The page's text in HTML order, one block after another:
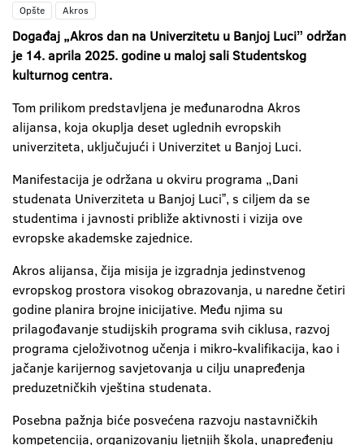
Opšte Akros
Događaj „Akros dan na Univerzitetu u Banjoj Luciˮ održan
je 14. aprila 2025. godine u maloj sali Studentskog
kulturnog centra.
Tom prilikom predstavljena je međunarodna Akros
alijansa, koja okuplja deset uglednih evropskih
univerziteta, uključujući i Univerzitet u Banjoj Luci.
Manifestacija je održana u okviru programa „Dani
studenata Univerziteta u Banjoj Luciˮ, s ciljem da se
studentima i javnosti približe aktivnosti i vizija ove
evropske akademske zajednice.
Akros alijansa, čija misija je izgradnja jedinstvenog
evropskog prostora visokog obrazovanja, u naredne četiri
godine planira brojne inicijative. Među njima su
prilagođavanje studijskih programa svih ciklusa, razvoj
programa cjeloživotnog učenja i mikro-kvalifikacija, kao i
jačanje karijernog savjetovanja u cilju unapređenja
preduzetničkih vještina studenata.
Posebna pažnja biće posvećena razvoju nastavničkih
kompetencija, organizovanju ljetnjih škola, unapređenju